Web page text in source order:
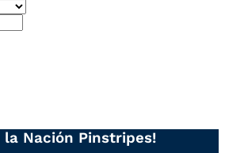
la Nación Pinstripes!